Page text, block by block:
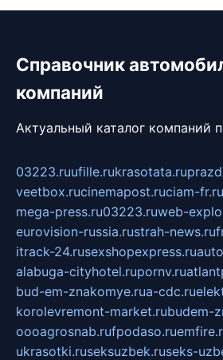
Справочник
компаний
Актуальный каталог компаний
03223.ruufille.rukrasotata.ru
veetbox.rucinemapost.ruciam-fr.ru
mega-press.ru03223.ruweb-
eurovision-russia.rustrah-news.ru
itrack-24.rusexshopexpress.ru
alabuga-cityhotel.rupornv.ru
bud-em-znakomye.rua-cdc.ru
korolevremont-market.rubudem-
oooagrosnab.rufpodaso.ru
ukrasotki.ruseksuzbek.ruseks-